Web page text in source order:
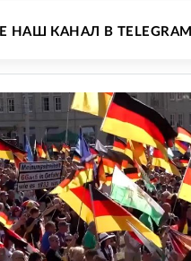
НАШ КАНАЛ В TELEGRAM